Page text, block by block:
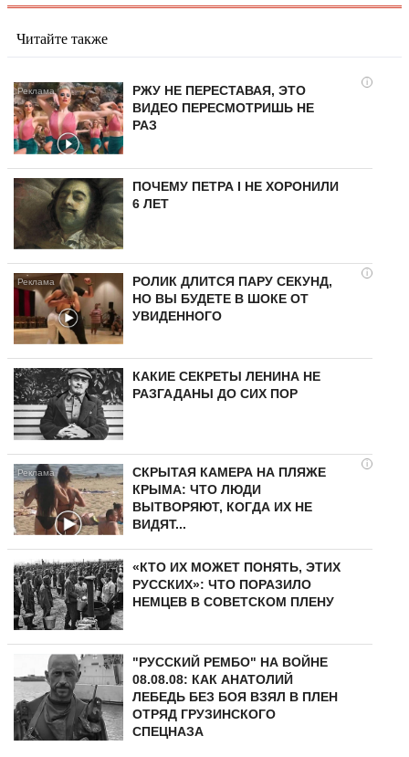
Читайте также
i
РЖУ НЕ ПЕРЕСТАВАЯ, ЭТО
ВИДЕО ПЕРЕСМОТРИШЬ НЕ
РАЗ
ПОЧЕМУ ПЕТРА I НЕ ХОРОНИЛИ
6 ЛЕТ
i
РОЛИК ДЛИТСЯ ПАРУ СЕКУНД,
НО ВЫ БУДЕТЕ В ШОКЕ ОТ
УВИДЕННОГО
КАКИЕ СЕКРЕТЫ ЛЕНИНА НЕ
РАЗГАДАНЫ ДО СИХ ПОР
i
СКРЫТАЯ КАМЕРА НА ПЛЯЖЕ
КРЫМА: ЧТО ЛЮДИ
ВЫТВОРЯЮТ, КОГДА ИХ НЕ
ВИДЯТ...
«КТО ИХ МОЖЕТ ПОНЯТЬ, ЭТИХ
РУССКИХ»: ЧТО ПОРАЗИЛО
НЕМЦЕВ В СОВЕТСКОМ ПЛЕНУ
"РУССКИЙ РЕМБО" НА ВОЙНЕ
08.08.08: КАК АНАТОЛИЙ
ЛЕБЕДЬ БЕЗ БОЯ ВЗЯЛ В ПЛЕН
ОТРЯД ГРУЗИНСКОГО
СПЕЦНАЗА